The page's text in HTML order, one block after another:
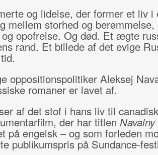
og lidelse, der former et liv i
mellem storhed og berømmelse,
opofrelse. Og død. Et ægte
rand. Et billede af det evige
oppositionspolitiker Aleksej
romaner er lavet af.
af det stof i hans liv til
der har titlen Navalny
på engelsk – og som forleden
publikumspris på Sundance-